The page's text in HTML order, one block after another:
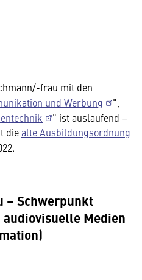
frau mit den
und Werbung
",
" ist auslaufend –
diealte Ausbildungsordnung
– Schwerpunkt
Medien